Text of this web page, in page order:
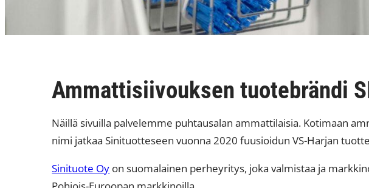
Ammattisiivouksen tuotebrändi
Näillä sivuilla palvelemme puhtausalan ammattilaisia. Kotimaan
nimi jatkaa Sinituotteseen vuonna 2020 fuusioidun VS-Harjan
Sinituote Oy on suomalainen perheyritys, joka valmistaa ja